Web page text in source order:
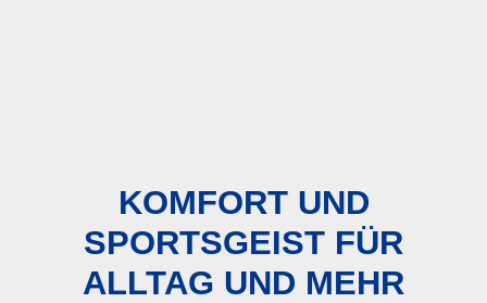
KOMFORT UND
SPORTSGEIST FÜR
ALLTAG UND MEHR